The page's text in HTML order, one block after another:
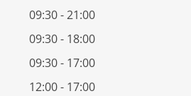
09:30 - 21:00
09:30 - 18:00
09:30 - 17:00
12:00 - 17:00